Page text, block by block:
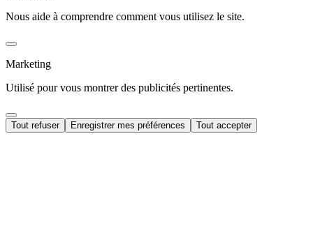
Nous aide à comprendre comment vous utilisez le site.
Marketing
Utilisé pour vous montrer des publicités pertinentes.
Tout refuser Enregistrer mes préférences Tout accepter